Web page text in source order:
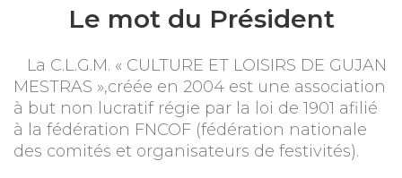
Le mot du Président
La C.L.G.M. « CULTURE ET LOISIRS DE GUJAN
MESTRAS »,créée en 2004 est une association
à but non lucratif régie par la loi de 1901 afilié
à la fédération FNCOF (fédération nationale
des comités et organisateurs de festivités).